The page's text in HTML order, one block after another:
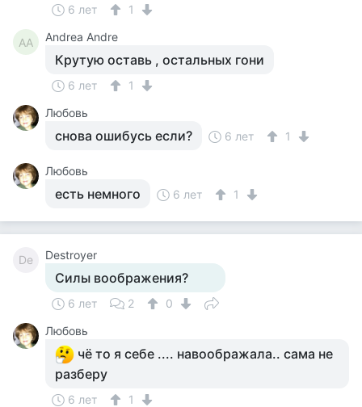
6 лет 1
AA Andrea Andre
Крутую оставь , остальных гони
6 лет
1
Любовь
снова ошибусь если? 6 лет 1
Любовь
есть немного 6 лет 1
De Destroyer
Силы воображения?
6 лет 2
0
Любовь
чё то я себе .... навоображала.. сама не
разберу
6 лет 1